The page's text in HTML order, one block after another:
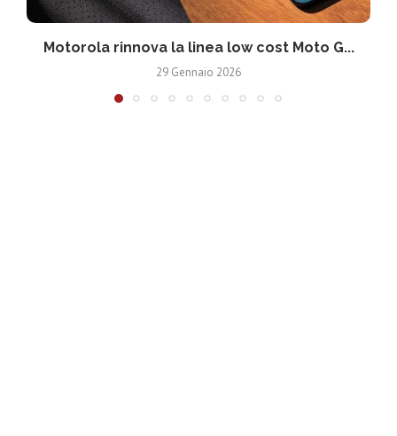
Motorola rinnova la linea low cost Moto G...
29 Gennaio 2026